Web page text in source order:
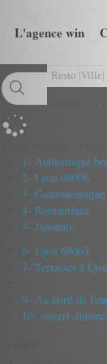
L'agence win
1- Authentique
2- Lyon 69006
3- Gastronomique
4- Romantique
5- Japonais
6- Lyon 69003
7- Terrasses à
9- Au bord de
10- ouvert